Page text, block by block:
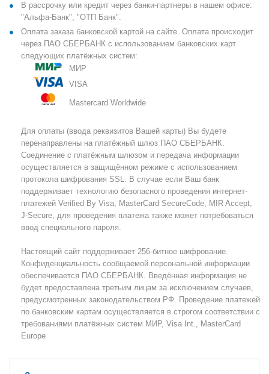
В рассрочку или кредит через банки-партнеры в нашем офисе:
"Альфа-Банк", "ОТП Банк".
Оплата заказа банковской картой на сайте. Оплата происходит
через ПАО СБЕРБАНК с использованием банковских карт
следующих платёжных систем:
МИР
VISA
Mastercard Worldwide
Для оплаты (ввода реквизитов Вашей карты) Вы будете
перенаправлены на платёжный шлюз ПАО СБЕРБАНК.
Соединение с платёжным шлюзом и передача информации
осуществляется в защищённом режиме с использованием
протокола шифрования SSL. В случае если Ваш банк
поддерживает технологию безопасного проведения интернет-
платежей Verified By Visa, MasterCard SecureCode, MIR Accept,
J-Secure, для проведения платежа также может потребоваться
ввод специального пароля.
Настоящий сайт поддерживает 256-битное шифрование.
Конфиденциальность сообщаемой персональной информации
обеспечивается ПАО СБЕРБАНК. Введённая информация не
будет предоставлена третьим лицам за исключением случаев,
предусмотренных законодательством РФ. Проведение платежей
по банковским картам осуществляется в строгом соответствии с
требованиями платёжных систем МИР, Visa Int., MasterCard
Europe